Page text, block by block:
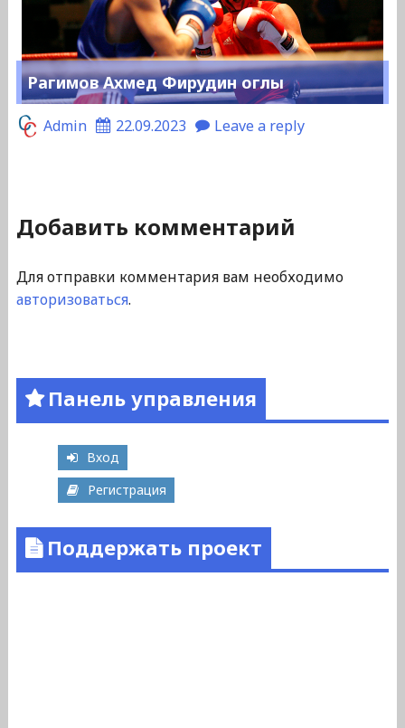
Рагимов Ахмед Фирудин оглы
Admin 22.09.2023 Leave a reply
Добавить комментарий
Для отправки комментария вам необходимо
авторизоваться.
Панель управления
Вход
Регистрация
Поддержать проект